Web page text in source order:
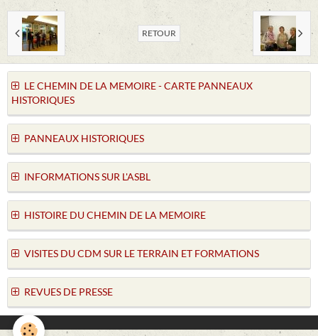
RETOUR
LE CHEMIN DE LA MEMOIRE - CARTE PANNEAUX
HISTORIQUES
PANNEAUX HISTORIQUES
INFORMATIONS SUR L'ASBL
HISTOIRE DU CHEMIN DE LA MEMOIRE
VISITES DU CDM SUR LE TERRAIN ET FORMATIONS
REVUES DE PRESSE